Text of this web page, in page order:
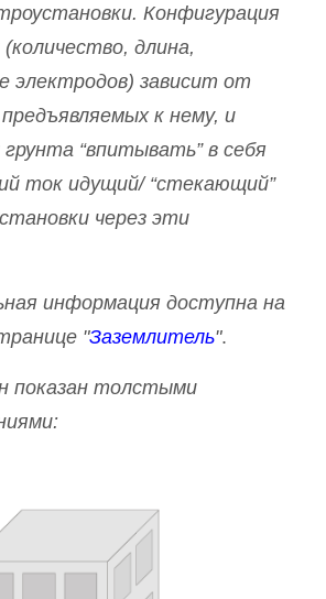
Конфигурация
длина,
электродов) зависит от
к нему, и
“впитывать” в себя
ток идущий/ “стекающий”
через эти
информация доступна на
"Заземлитель".
показан толстыми